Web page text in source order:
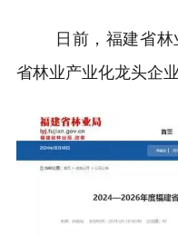
日前，福建省
省林业产业化龙头企